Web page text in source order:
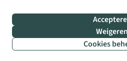
Weigeren
Cookies